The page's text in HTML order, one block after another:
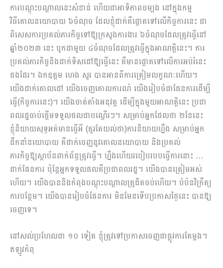
ការបណ្តុះបណ្តាលនេះសំខាន់ ហើយជាអាទិភាពចម្បង នៅក្នុងកម្ម
វិធីគោលនយោបាយ ៦ចំណុច ដែលខ្ញុំដាក់គឺផ្តោតទៅលើកិច្ចការនេះ ជា
ពិសេសការប្រគល់ភារកិច្ចទៅឱ្យក្រសួងការងារ ៦ចំណុចដែលត្រូវធ្វើនៅ
ឆ្នាំ២០២៣ នេះ បូកជាមួយ ៤ចំណុចដែលត្រូវធ្វើក្នុងអាណត្តិនេះ។ ការ
ប្រគល់ភារកិច្ចនិងដាក់ទិសដៅឱ្យធ្វើនេះ គឺមានផ្តោតទៅលើការអប់រំនេះ
ផងដែរ។ ឯកឧត្តម ហេង សួរ បានអានពីការត្រៀមលក្ខណៈហើយ។
យើងដាក់គោល​ដៅ យើងចេញគោលការណ៍ យើងរៀបចំជាផែនការដើម្បី
ធ្វើ(កិច្ចការនេះ)។ យើងចាត់តាំងអនុវត្ត ដើម្បីក្នុងមួយអាណត្តិនេះ ប្រជា
ពលរដ្ឋចាប់ផ្តើមទទួលផលជាបណ្តើរៗ។ សម្រាប់អ្នកដែលថា ២ខែនេះ
ខ្ញុំនិ​យាយសុទ្ធអត់មានធ្វើអី (គួរតែយល់ថា)ការនិយាយហ្នឹង សម្រាប់អ្នក
ដឹកនាំនយោបាយ គឺដាក់ចេញនូវគោលនយោបាយ និងប្រគល់
ភារកិច្ចឱ្យស្ថាប័នពាក់ព័ន្ធត្រូវធ្វើ។ ហ្នឹងហើយរបៀបរបបធ្វើការនោះ …
ដាក់ផែនការ ប៉ុន្តែអ្នកទទួលផលគឺប្រជាពលរដ្ឋ។ យើងបានត្រៀមអស់
ហើយ។ យើងបាននិងកំពុងបណ្តុះបណ្ដាលគ្រូជិតចប់ហើយ។ បំប៉នវិក្រឹត្យ
ការបន្ថែម។ យើងបានរៀបចំផែនការ មិនមែនទើបប្រកាសថ្ងៃនេះ បានឱ្យ
ចេញទេ។
នៅសល់ប្រហែលជា ១០ ទៀត ខ្ញុំត្រូវទៅប្រកាសចេញជាផ្លូវការតែម្តង។
ឥឡូវកំពុ